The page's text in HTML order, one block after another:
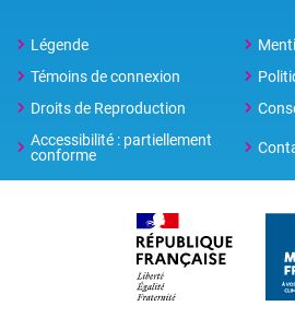
Légende
Témoins de connexion
Droits de Reproduction
Accessibilité : partiellement
conforme